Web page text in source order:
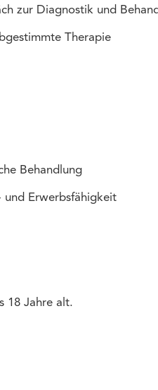
zur Diagnostik und
Therapie
Behandlung
und Erwerbsfähigkeit
18 Jahre alt.